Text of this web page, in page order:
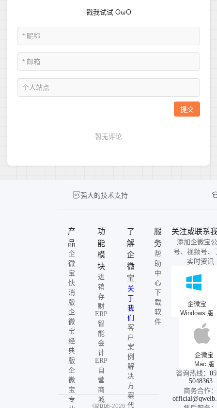
强大的技术支持
产
品
企
微
宝
快
消
版
企
微
宝
经
典
版
企
微
宝
专
功
能
模
块
进
销
存
财
ERP
智
能
会
计
ERP
自
营
商
城
了
解
企
微
宝
关
于
我
们
客
户
案
例
解
决
方
案
代
服
务
帮
助
中
心
下
载
软
件
关注或联系
添加企微宝
号、视频号、
实时资讯
企微宝
Windows 版
企微宝
Mac 版
咨询热线：
5048363
商务合作：
©2016-2026